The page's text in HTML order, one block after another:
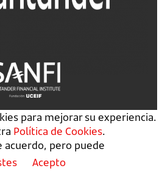
para mejorar su experiencia.
Política de Cookies.
acuerdo, pero puede
Acepto